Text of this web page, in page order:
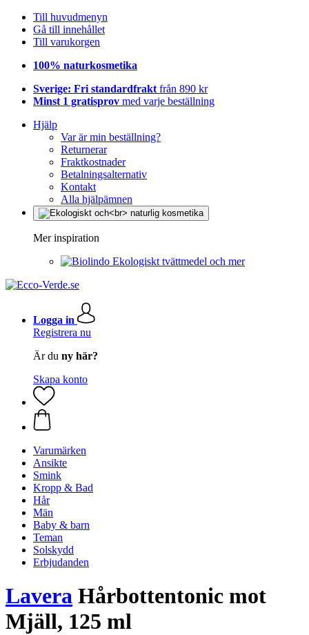
Till huvudmenyn
Gå till innehållet
Till varukorgen
100% naturkosmetika
Sverige: Fri standardfrakt från 890 kr
Minst 1 gratisprov med varje beställning
Hjälp
Var är min beställning?
Returnerar
Fraktkostnader
Betalningsalternativ
Kontakt
Alla hjälpämnen
Mer inspiration
Ekologiskt tvättmedel och mer
Logga in
Registrera nu
Är du ny här?
Skapa konto
Varumärken
Ansikte
Smink
Kropp & Bad
Hår
Män
Baby & barn
Teman
Solskydd
Erbjudanden
Lavera Hårbottentonic mot
Mjäll, 125 ml